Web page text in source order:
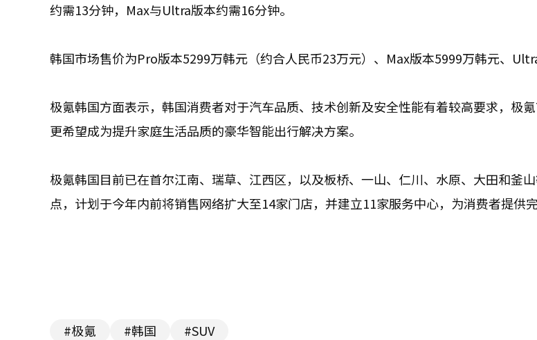
约需13分钟，Max与Ultra版本约需16分钟。
韩国市场售价为Pro版本5299万韩元（约合人民币23万元）、Max版本5999万韩元、
极氪韩国方面表示，韩国消费者对于汽车品质、技术创新及安全性能有着较高要求，极氪
更希望成为提升家庭生活品质的豪华智能出行解决方案。
极氪韩国目前已在首尔江南、瑞草、江西区，以及板桥、一山、仁川、水原、大田和釜
点，计划于今年内前将销售网络扩大至14家门店，并建立11家服务中心，为消费者提供
#极氪 #韩国 #SUV